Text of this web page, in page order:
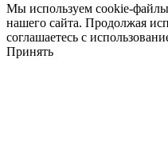
Мы используем cookie-
нашего сайта. Продолжая
соглашаетесь с
Принять